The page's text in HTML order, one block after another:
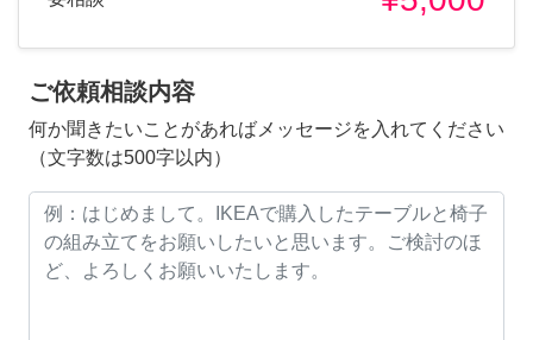
ご依頼相談内容
何か聞きたいことがあればメッセージを入れてください
（文字数は500字以内）